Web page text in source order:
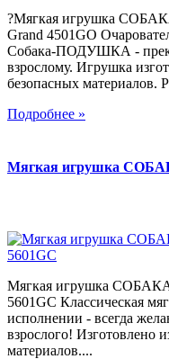
?Мягкая игрушка
Grand 4501GO
Собака-ПОДУШКА -
взрослому. Игрушка
безопасных материалов.
Подробнее »
Мягкая игрушка
Мягкая игрушка СОБАКА
5601GC Классическая
исполнении - всегда
взрослого! Изготовлено
материалов....